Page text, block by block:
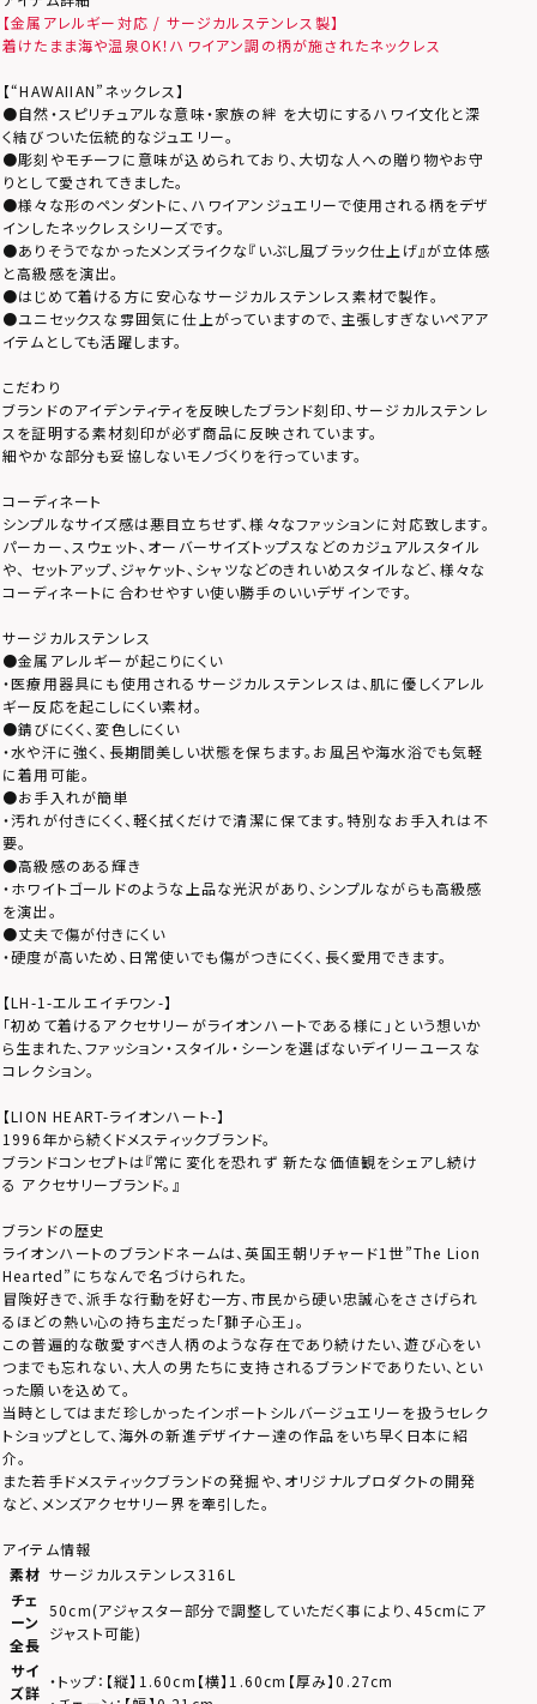
【金属アレルギー対応 / サージカルステンレス製】
着けたまま海や温泉OK！ハワイアン調の柄が施されたネックレス
【“HAWAIIAN”ネックレス】
●自然・スピリチュアルな意味・家族の絆 を大切にするハワイ文化と深
く結びついた伝統的なジュエリー。
●彫刻やモチーフに意味が込められており、大切な人への贈り物やお守
りとして愛されてきました。
●様々な形のペンダントに、ハワイアンジュエリーで使用される柄をデザ
インしたネックレスシリーズです。
●ありそうでなかったメンズライクな『いぶし風ブラック仕上げ』が立体感
と高級感を演出。
●はじめて着ける方に安心なサージカルステンレス素材で製作。
●ユニセックスな雰囲気に仕上がっていますので、主張しすぎないペアア
イテムとしても活躍します。
こだわり
ブランドのアイデンティティを反映したブランド刻印、サージカルステンレ
スを証明する素材刻印が必ず商品に反映されています。
細やかな部分も妥協しないモノづくりを行っています。
コーディネート
シンプルなサイズ感は悪目立ちせず、様々なファッションに対応致します。
パーカー、スウェット、オーバーサイズトップスなどのカジュアルスタイル
や、 セットアップ、ジャケット、シャツなどのきれいめスタイルなど、様々な
コーディネートに合わせやすい使い勝手のいいデザインです。
サージカルステンレス
●金属アレルギーが起こりにくい
・医療用器具にも使用されるサージカルステンレスは、肌に優しくアレル
ギー反応を起こしにくい素材。
●錆びにくく、変色しにくい
・水や汗に強く、長期間美しい状態を保ちます。お風呂や海水浴でも気軽
に着用可能。
●お手入れが簡単
・汚れが付きにくく、軽く拭くだけで清潔に保てます。特別なお手入れは不
要。
●高級感のある輝き
・ホワイトゴールドのような上品な光沢があり、シンプルながらも高級感
を演出。
●丈夫で傷が付きにくい
・硬度が高いため、日常使いでも傷がつきにくく、長く愛用できます。
【LH-1-エルエイチワン-】
「初めて着けるアクセサリーがライオンハートである様に」という想いか
ら生まれた、ファッション・スタイル・シーンを選ばないデイリーユースな
コレクション。
【LION HEART-ライオンハート-】
1996年から続くドメスティックブランド。
ブランドコンセプトは『常に変化を恐れず 新たな価値観をシェアし続け
る アクセサリーブランド。』
ブランドの歴史
ライオンハートのブランドネームは、英国王朝リチャード1世”The Lion
Hearted”にちなんで名づけられた。
冒険好きで、派手な行動を好む一方、市民から硬い忠誠心をささげられ
るほどの熱い心の持ち主だった「獅子心王」。
この普遍的な敬愛すべき人柄のような存在であり続けたい、遊び心をい
つまでも忘れない、大人の男たちに支持されるブランドでありたい、とい
った願いを込めて。
当時としてはまだ珍しかったインポートシルバージュエリーを扱うセレク
トショップとして、海外の新進デザイナー達の作品をいち早く日本に紹
介。
また若手ドメスティックブランドの発掘や、オリジナルプロダクトの開発
など、メンズアクセサリー界を牽引した。
アイテム情報
素材 サージカルステンレス316L
チェ
ーン
全長
50cm(アジャスター部分で調整していただく事により、45cmにア
ジャスト可能)
サイ
ズ詳
・トップ：【縦】1.60cm【横】1.60cm【厚み】0.27cm